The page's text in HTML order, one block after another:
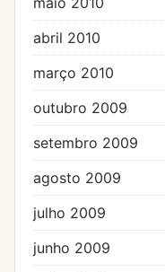
abril 2010
março 2010
outubro 2009
setembro 2009
agosto 2009
julho 2009
junho 2009